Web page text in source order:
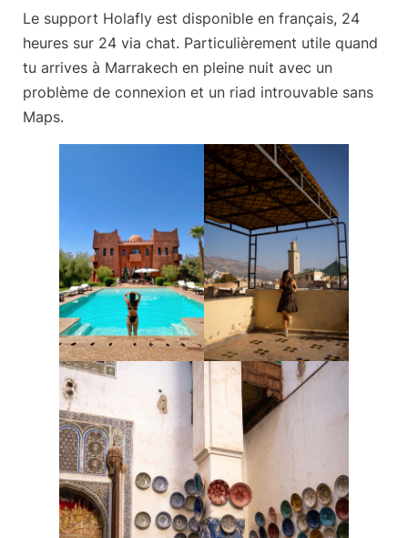
Le support Holafly est disponible en français, 24
heures sur 24 via chat. Particulièrement utile quand
tu arrives à Marrakech en pleine nuit avec un
problème de connexion et un riad introuvable sans
Maps.